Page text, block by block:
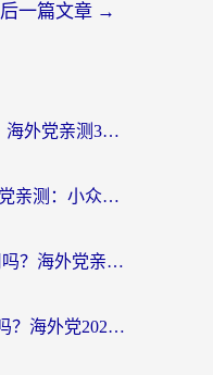
后一篇文章 →
雷神手游和sixfast哪个好？海外党亲测3款回国加速器，教你选对不踩坑
穿梭和快喵好用吗？海外党亲测：小众加速器对比+番茄加速器深度体验
云极和Unblock Youku好用吗？海外党亲测+2026回国加速器避坑指南
ChickCN和海外回国好用吗？海外党2026亲测：从手游到影音，选对加速器的3个关键